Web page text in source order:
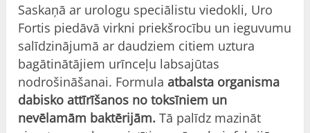
Saskaņā ar urologu speciālistu viedokli, Uro
Fortis piedāvā virkni priekšrocību un ieguvumu
salīdzinājumā ar daudziem citiem uztura
bagātinātājiem urīnceļu labsajūtas
nodrošināšanai. Formulaatbalsta organisma
dabisko attīrīšanos no toksīniem un
nevēlamām baktērijām. Tā palīdz mazināt